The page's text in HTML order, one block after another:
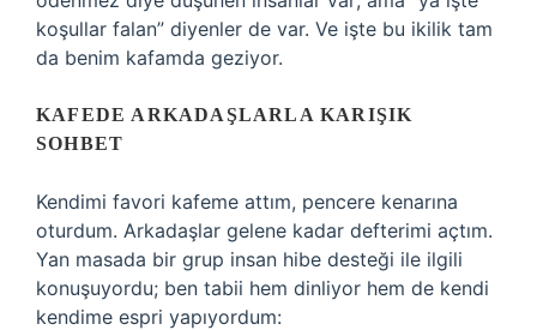
koşullar falan” diyenler de var. Ve işte bu ikilik tam
da benim kafamda geziyor.
KAFEDE ARKADAŞLARLA KARIŞIK
SOHBET
Kendimi favori kafeme attım, pencere kenarına
oturdum. Arkadaşlar gelene kadar defterimi açtım.
Yan masada bir grup insan hibe desteği ile ilgili
konuşuyordu; ben tabii hem dinliyor hem de kendi
kendime espri yapıyordum: